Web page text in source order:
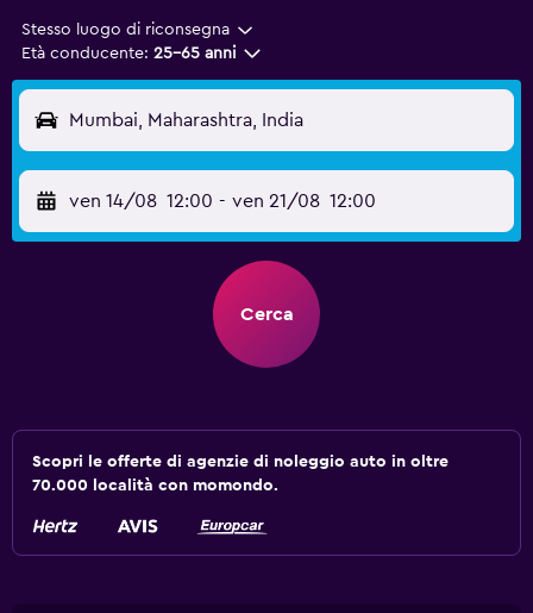
Stesso luogo di riconsegna
Età conducente: 25-65 anni
Mumbai, Maharashtra, India
ven 14/08 12:00 - ven 21/08 12:00
Cerca
Scopri le offerte di agenzie di noleggio auto in oltre
70.000 località con momondo.